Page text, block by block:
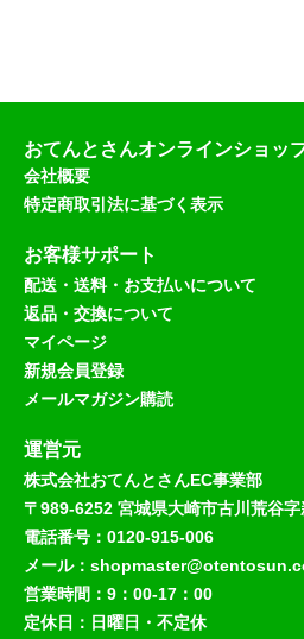
おてんとさんオンラインショッ
会社概要
特定商取引法に基づく表示
お客様サポート
配送・送料・お支払いについて
返品・交換について
マイページ
新規会員登録
メールマガジン購読
運営元
株式会社おてんとさんEC事業部
〒989-6252 宮城県大崎市古川荒谷
電話番号：0120-915-006
メール：
営業時間：9：00-17：00
定休日：日曜日・不定休